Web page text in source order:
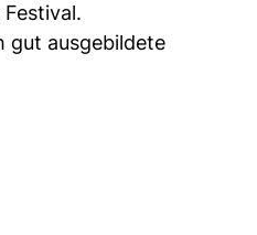
gut ausgebildete